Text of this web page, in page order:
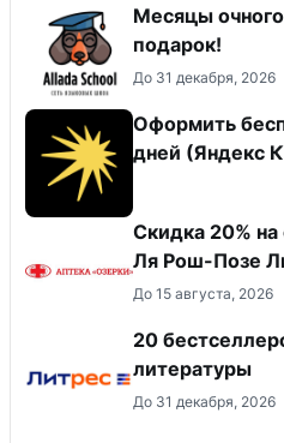
Месяцы очного
подарок!
До 31 декабря, 2026
Оформить
дней (Яндекс
Скидка 20% на
Ля Рош-Позе
До 15 августа, 2026
20
литературы
До 31 декабря, 2026